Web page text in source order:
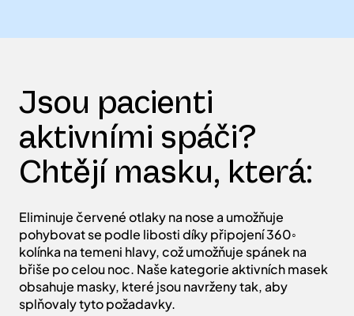
aktivními spáči?
Chtějí masku, která:
Eliminuje červené otlaky na nose a umožňuje
pohybovat se podle libosti díky připojení 360◦
břiše po celou noc. Naše kategorie aktivních masek
obsahuje masky, které jsou navrženy tak, aby
splňovaly tyto požadavky.